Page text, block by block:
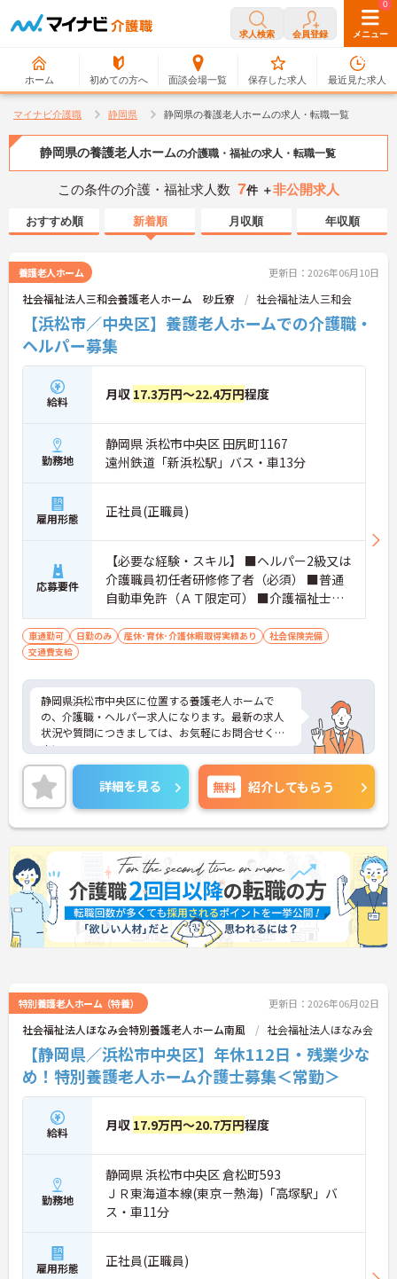
求人検索 会員登録 メニュー
ホーム 初めての方へ 面談会場一覧
0
保存した求人
0
最近見た求人
マイナビ介護職 静岡県 静岡県の養護老人ホームの求人・転職一覧
静岡県の養護老人ホームの介護職・福祉の求人・転職一覧
この条件の介護・福祉求人数 7件 ＋非公開求人
おすすめ順 新着順 月収順 年収順
養護老人ホーム 更新日：2026年06月10日
社会福祉法人三和会養護老人ホーム 砂丘寮 社会福祉法人三和会
【浜松市／中央区】養護老人ホームでの介護職・
ヘルパー募集
給料 月収 17.3万円～22.4万円程度
勤務地
静岡県 浜松市中央区 田尻町1167
遠州鉄道「新浜松駅」バス・車13分
雇用形態 正社員(正職員)
応募要件
【必要な経験・スキル】 ■ヘルパー2級又は
介護職員初任者研修修了者（必須） ■普通
自動車免許（ＡＴ限定可） ■介護福祉士あ
れば尚可
車通勤可 日勤のみ 産休･育休･介護休暇取得実績あり
社会保険完備
交通費支給
静岡県浜松市中央区に位置する養護老人ホームで
の、介護職・ヘルパー求人になります。最新の求人
状況や質問につきましては、お気軽にお問合せくだ
さい。
詳細を見る 無料 紹介してもらう
特別養護老人ホーム（特養） 更新日：2026年06月02日
社会福祉法人ほなみ会特別養護老人ホーム南風 社会福祉法人ほなみ会
【静岡県／浜松市中央区】年休112日・残業少な
め！特別養護老人ホーム介護士募集＜常勤＞
給料 月収 17.9万円～20.7万円程度
勤務地
静岡県 浜松市中央区 倉松町593
ＪＲ東海道本線(東京－熱海)「高塚駅」バ
ス・車11分
雇用形態 正社員(正職員)